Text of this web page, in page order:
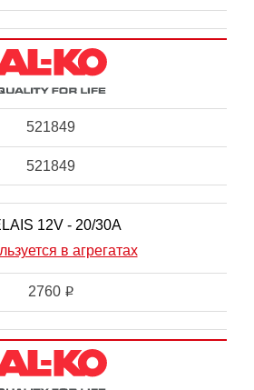
521849
521849
12V - 20/30A
в агрегатах
2760 i